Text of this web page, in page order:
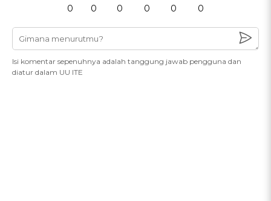
0 0 0 0 0 0
Isi komentar sepenuhnya adalah tanggung jawab pengguna dan
diatur dalam UU ITE